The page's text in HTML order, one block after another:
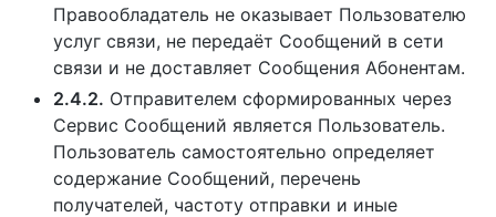
Правообладатель не оказывает Пользователю
услуг связи, не передаёт Сообщений в сети
связи и не доставляет Сообщения Абонентам.
2.4.2. Отправителем сформированных через
Сервис Сообщений является Пользователь.
Пользователь самостоятельно определяет
содержание Сообщений, перечень
получателей, частоту отправки и иные